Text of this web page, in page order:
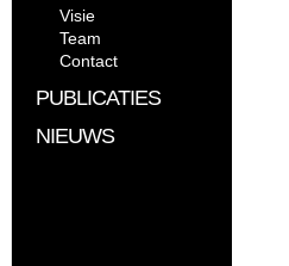
Visie
Team
Contact
PUBLICATIES
NIEUWS